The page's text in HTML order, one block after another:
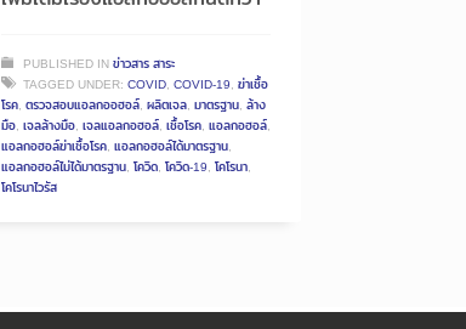
PUBLISHED INข่าวสาร สาระ
TAGGED UNDER: COVID, COVID-19, ฆ่าเชื้อ
โรค, ตรวจสอบแอลกออฮอล์, ผลิตเจล, มาตรฐาน, ล้าง
มือ, เจลล้างมือ, เจลแอลกอฮอล์, เชื้อโรค, แอลกอฮอล์,
แอลกอฮอล์ฆ่าเชื้อโรค, แอลกอฮอล์ได้มาตรฐาน,
แอลกอฮอล์ไม่ได้มาตรฐาน, โควิด, โควิด-19, โคโรนา,
โคโรนาไวรัส